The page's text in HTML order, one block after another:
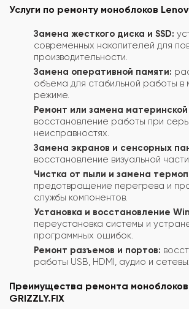
Услуги по ремонту моноблоков
Замена жесткого диска и SSD:
современных накопителей для
производительности.
Замена оперативной памяти:
объема для стабильной работы в
режиме.
Ремонт или замена
восстановление работы при
неисправностях.
Замена экранов и сенсорных
восстановление визуальной
Чистка от пыли и замена
предотвращение перегрева и
службы компонентов.
Установка и восстановление
переустановка системы и
программных ошибок.
Ремонт разъемов и портов:
работы USB, HDMI, аудио и
Преимущества ремонта
GRIZZLY.FIX